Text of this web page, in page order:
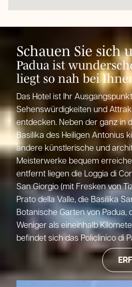
Schauen Sie sich
Padua ist
liegt so nah bei
Das Hotel ist Ihr
Sehenswürdigkeiten und
entdecken. Neben der ganz in
Basilika des Heiligen Antonius
andere künstlerische und
Meisterwerke bequem
entfernt liegen die Loggia di
San Giorgio (mit Fresken von
Prato della Valle, die Basilika
Botanische Garten von Padua,
Weniger als eineinhalb
befindet sich das Policlinico di